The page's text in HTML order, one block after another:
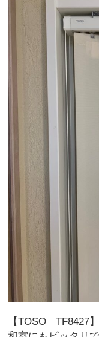
【TOSO TF8427